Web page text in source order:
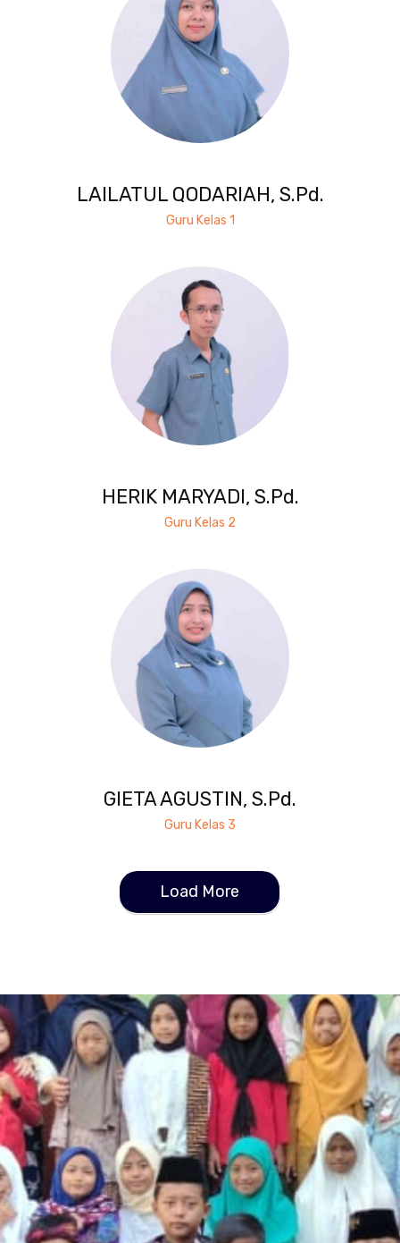
LAILATUL QODARIAH, S.Pd.
Guru Kelas 1
HERIK MARYADI, S.Pd.
Guru Kelas 2
GIETA AGUSTIN, S.Pd.
Guru Kelas 3
Load More